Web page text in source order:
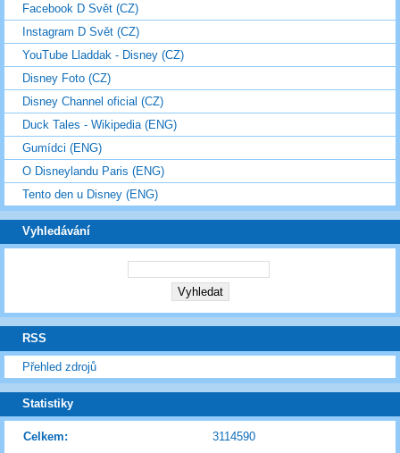
Facebook D Svět (CZ)
Instagram D Svět (CZ)
YouTube Lladdak - Disney (CZ)
Disney Foto (CZ)
Disney Channel oficial (CZ)
Duck Tales - Wikipedia (ENG)
Gumídci (ENG)
O Disneylandu Paris (ENG)
Tento den u Disney (ENG)
Vyhledávání
RSS
Přehled zdrojů
Statistiky
Celkem:
3114590